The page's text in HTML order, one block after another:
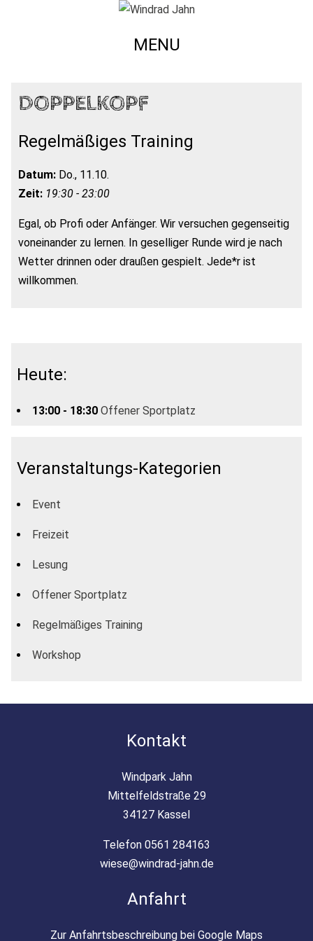
MENU
DOPPELKOPF
Regelmäßiges Training
Datum: Do., 11.10.
Zeit: 19:30 - 23:00
Egal, ob Profi oder Anfänger. Wir versuchen gegenseitig
voneinander zu lernen. In geselliger Runde wird je nach
Wetter drinnen oder draußen gespielt. Jede*r ist
willkommen.
Heute:
13:00 - 18:30 Offener Sportplatz
Veranstaltungs-Kategorien
Event
Freizeit
Lesung
Offener Sportplatz
Regelmäßiges Training
Workshop
Kontakt
Windpark Jahn
Mittelfeldstraße 29
34127 Kassel
Telefon 0561 284163
wiese@windrad-jahn.de
Anfahrt
Zur Anfahrtsbeschreibung bei Google Maps